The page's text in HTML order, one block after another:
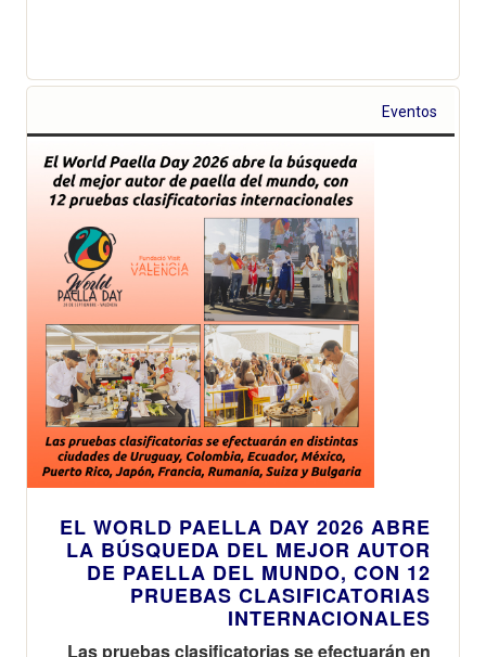
Eventos
EL WORLD PAELLA DAY 2026 ABRE
LA BÚSQUEDA DEL MEJOR AUTOR
DE PAELLA DEL MUNDO, CON 12
PRUEBAS CLASIFICATORIAS
INTERNACIONALES
Las pruebas clasificatorias se efectuarán en